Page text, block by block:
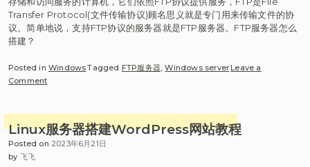
Transfer Protocol(文件传输协议)顾名思义就是专门用来传输文件的协
议。简单地说，支持FTP协议的服务器就是FTP服务器。FTP服务器怎么
搭建？
Posted inWindowsTagged FTP服务器 ,Windows serverLeave a
Commenton
器
怎
Linux服务器搭建WordPress网站教程
Posted on 2023年6月21日
by 飞飞